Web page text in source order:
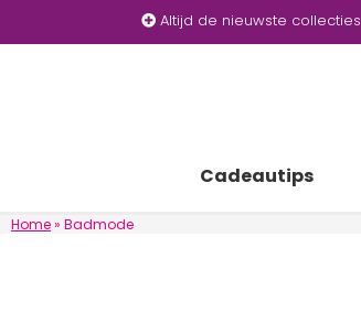
Altijd de nieuwste collecties
Cadeautips
Home» Badmode